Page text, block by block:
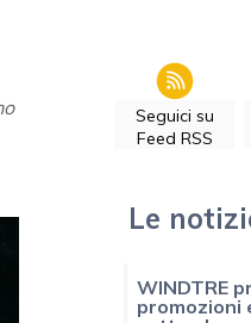
Seguici su
Feed RSS
Le
WINDTRE
promozioni